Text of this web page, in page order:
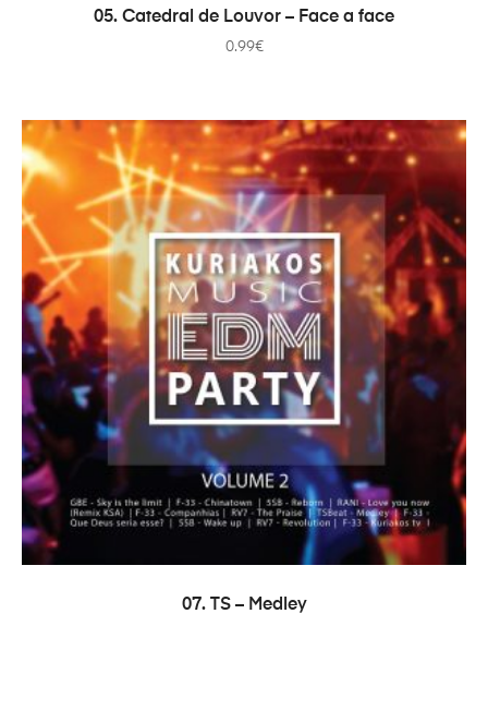
ADICIONAR
05. Catedral de Louvor – Face a face
0.99€
LER MAIS
07. TS – Medley